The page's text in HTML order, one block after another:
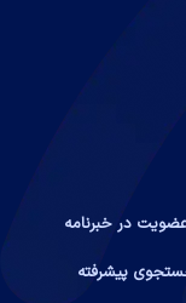
در خبرنامه
پیشرفته